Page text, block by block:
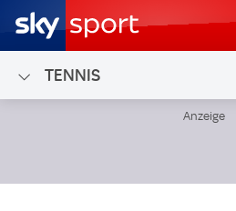
TENNIS